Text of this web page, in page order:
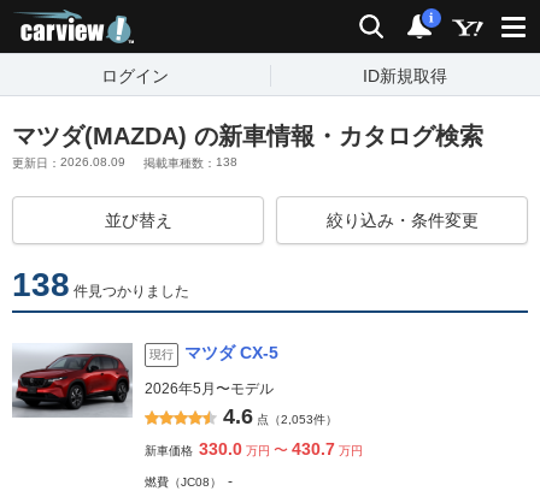
検索 通知
i
ログイン ID新規取得
マツダ(MAZDA) の新車情報・カタログ検索
更新日： 2026.08.09 掲載車種数： 138
並び替え 絞り込み・条件変更
138 件見つかりました
現行 マツダ CX-5
2026年5月〜モデル
4.6 点（2,053件）
新車価格 330.0 万円 〜 430.7 万円
燃費（JC08） -